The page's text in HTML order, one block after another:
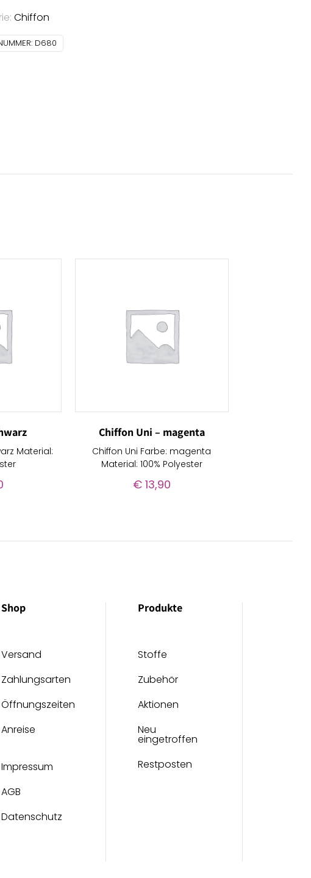
Chiffon
D680
Material:
Chiffon Uni – magenta
Chiffon Uni Farbe: magenta
Material: 100% Polyester
€13,90
Shop
Versand
Zahlungsarten
Öffnungszeiten
Anreise
Impressum
AGB
Datenschutz
Produkte
Stoffe
Zubehör
Aktionen
Neu
eingetroffen
Restposten